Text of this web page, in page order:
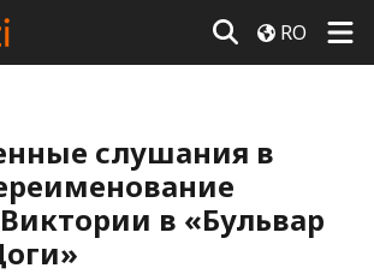
RO
слушания в
в «Бульвар